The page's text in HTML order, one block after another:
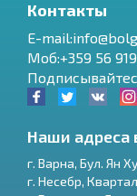
Контакты
E-
Моб:+359 56
Наши адреса
г. Варна, Бул. Ян
г. Несебр,